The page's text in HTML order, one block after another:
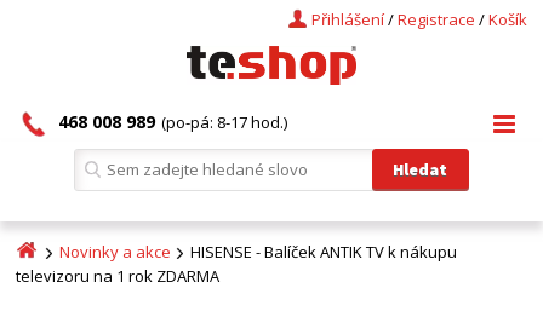
Košík
/
Registrace
/
Přihlášení
468 008 989 (po-pá: 8-17 hod.)
Novinky a akce
HISENSE - Balíček ANTIK TV k nákupu
televizoru na 1 rok ZDARMA